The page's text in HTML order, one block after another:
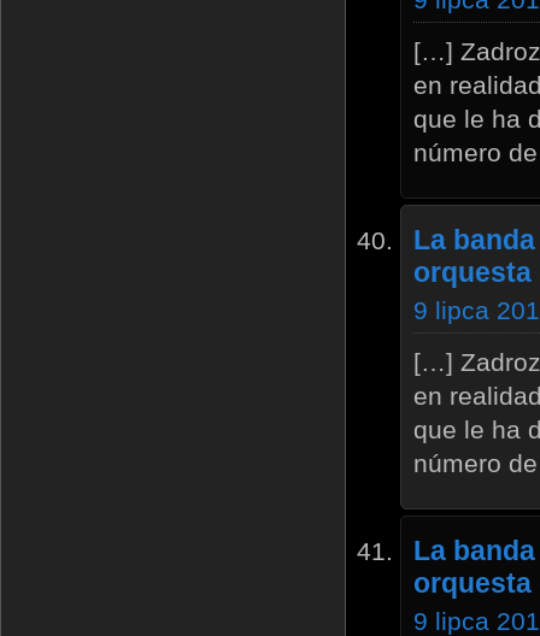
[…]
en
que le ha
número
La
orquesta
9 lipca
[…]
en
que le ha
número
La
orquesta
9 lipca